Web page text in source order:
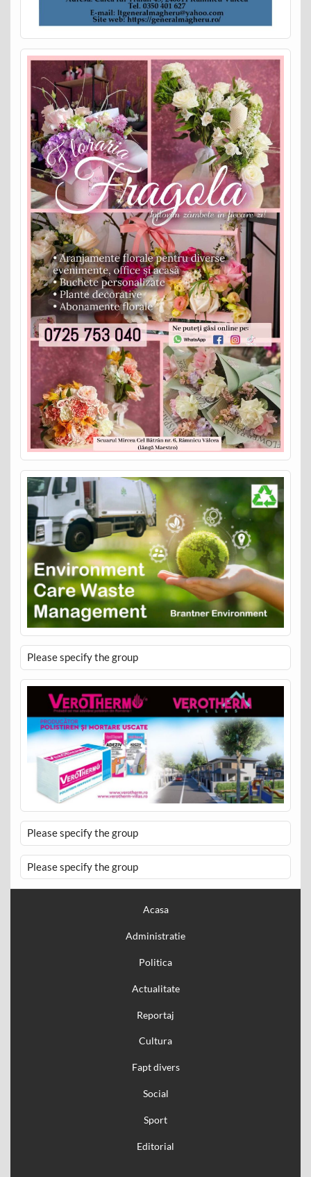
Please specify the group
Please specify the group
Please specify the group
Acasa
Administratie
Politica
Actualitate
Reportaj
Cultura
Fapt divers
Social
Sport
Editorial